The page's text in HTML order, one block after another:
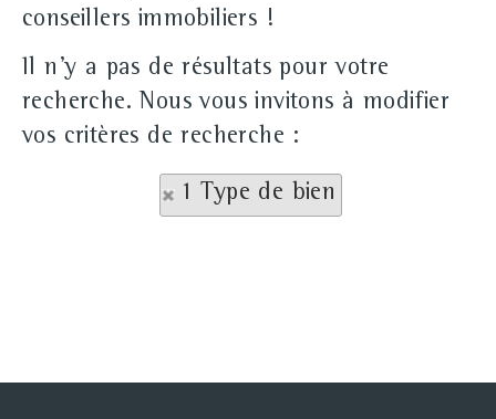
conseillers immobiliers !
Il n'y a pas de résultats pour votre
recherche. Nous vous invitons à modifier
vos critères de recherche :
1 Type de bien